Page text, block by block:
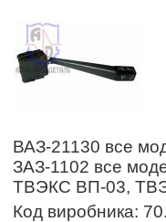
ВАЗ-21130 все
ЗАЗ-1102 все
ТВЭКС ВП-03,
Код виробника: